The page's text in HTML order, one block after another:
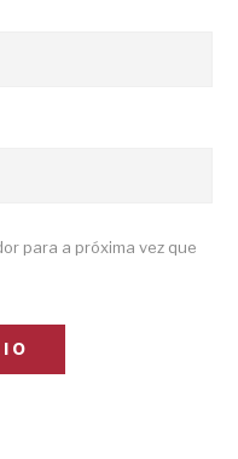
para a próxima vez que